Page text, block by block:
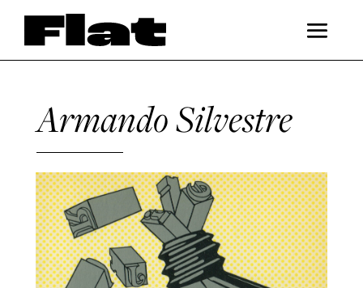
Armando Silvestre